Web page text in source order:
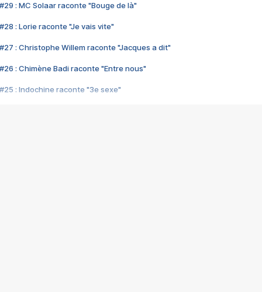
#29 : MC Solaar raconte "Bouge de là"
#28 : Lorie raconte "Je vais vite"
#27 : Christophe Willem raconte "Jacques a dit"
#26 : Chimène Badi raconte "Entre nous"
#25 : Indochine raconte "3e sexe"